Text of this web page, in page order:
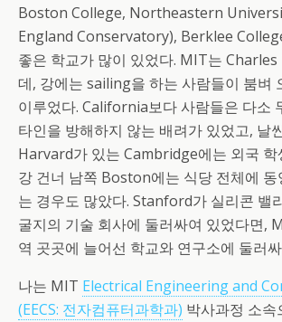
Boston College, Northeastern
England Conservatory), Berklee
좋은 학교가 많이 있었다. MIT는 Charles
데, 강에는 sailing을 하는 사람들이 붐벼
이루었다. California보다 사람들은 다소
타인을 방해하지 않는 배려가 있었고, 날
Harvard가 있는 Cambridge에는 외국 학
강 건너 남쪽 Boston에는 식당 전체에 동
는 경우도 많았다. Stanford가 실리콘 밸
굴지의 기술 회사에 둘러싸여 있었다면,
역 곳곳에 늘어선 학교와 연구소에 둘러
나는 MIT Electrical Engineering and
(EECS: 전자컴퓨터과학과) 박사과정 소속